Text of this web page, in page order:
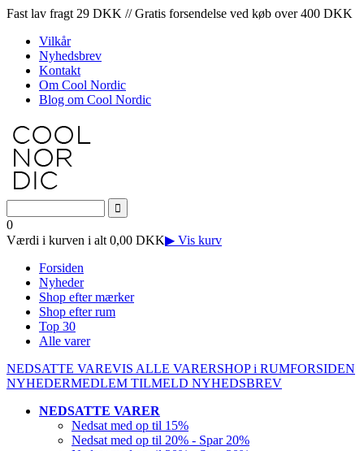
Fast lav fragt 29 DKK // Gratis forsendelse ved køb over 400 DKK
Vilkår
Nyhedsbrev
Kontakt
Om Cool Nordic
Blog om Cool Nordic
0
Værdi i kurven i alt 0,00 DKK▶ Vis kurv
Forsiden
Nyheder
Shop efter mærker
Shop efter rum
Top 30
Alle varer
NEDSATTE VAREVIS ALLE VARERSHOP i RUMFORSIDEN
NYHEDERMEDLEM TILMELD NYHEDSBREV
NEDSATTE VARER
Nedsat med op til 15%
Nedsat med op til 20% - Spar 20%